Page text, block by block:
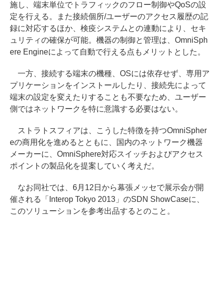
施し、端末単位でトラフィックのフロー制御やQoSの設
定を行える。また接続個所/ユーザーのアクセス履歴の記
録に対応するほか、検疫システムとの連動により、セキ
ュリティの確保が可能。機器の制御と管理は、OmniSph
ere Engineによって自動で行える点もメリットとした。
一方、接続する端末の機種、OSには依存せず、専用ア
プリケーションをインストールしたり、接続先によって
端末の設定を変えたりすることも不要なため、ユーザー
側ではネットワークを特に意識する必要はない。
ストラトスフィアは、こうした特徴を持つOmniSpher
eの商用化を進めるとともに、国内のネットワーク機器
メーカーに、OmniSphere対応スイッチおよびアクセス
ポイントの製品化を提案していく考えだ。
なお同社では、6月12日から幕張メッセで展示会が開
催される「Interop Tokyo 2013」のSDN ShowCaseに、
このソリューションを参考出品するとのこと。